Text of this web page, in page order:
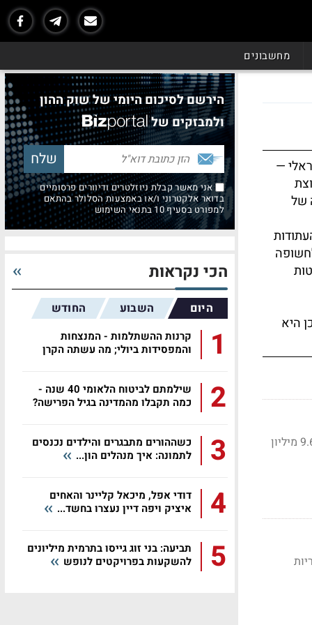
מחשבונים
—
של
היא
החברה מדווחת על דוחות טובים לרבעון השני; הרווח הנקי הסתכם בכ-28 מיליון דולר, לעומת כ-9.6 מיליון
הירשם לסיכום היומי של שוק ההון
ולמבזקים של
אני מאשר קבלת ניוזלטרים ודיוורים פרסומיים
בדואר אלקטרוני ו/או באמצעות הסלולר בהתאם
למפורט בסעיף 10 בתנאי השימוש
הכי נקראות
היום השבוע החודש
1
קרנות ההשתלמות - המנצחות
והמפסידות ביולי; מה עשתה הקרן
2
שילמתם לביטוח הלאומי 40 שנה -
כמה תקבלו מהמדינה בגיל הפרישה?
3
כשההורים מתבגרים והילדים נכנסים
לתמונה: איך מנהלים הון...
4
דודי אפל, מיכאל קליינר והאחים
איציק ויפה דיין נעצרו בחשד...
5
תביעה: בני זוג גייסו בתרמית מיליונים
להשקעות בפרויקטים לנופש